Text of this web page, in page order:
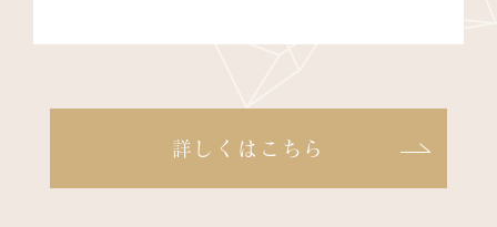
詳しくはこちら